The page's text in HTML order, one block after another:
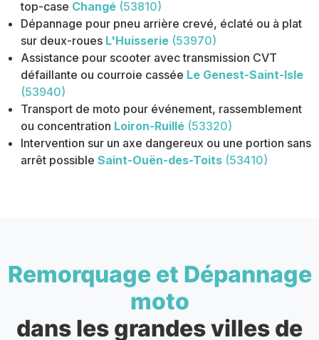
top-case Changé (53810)
Dépannage pour pneu arrière crevé, éclaté ou à plat
sur deux-roues L'Huisserie (53970)
Assistance pour scooter avec transmission CVT
défaillante ou courroie cassée Le Genest-Saint-Isle
(53940)
Transport de moto pour événement, rassemblement
ou concentration Loiron-Ruillé (53320)
Intervention sur un axe dangereux ou une portion sans
arrêt possible Saint-Ouën-des-Toits (53410)
Remorquage et Dépannage
moto
dans les grandes villes de